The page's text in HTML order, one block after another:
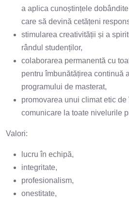
a aplica cunoștințele
care să devină cetățeni
stimularea creativității și a
rândul studenților,
colaborarea permanentă cu
pentru îmbunătățirea continuă
programului de masterat,
promovarea unui climat etic
comunicare la toate nivelurile
Valori:
lucru în echipă,
integritate,
profesionalism,
onestitate,